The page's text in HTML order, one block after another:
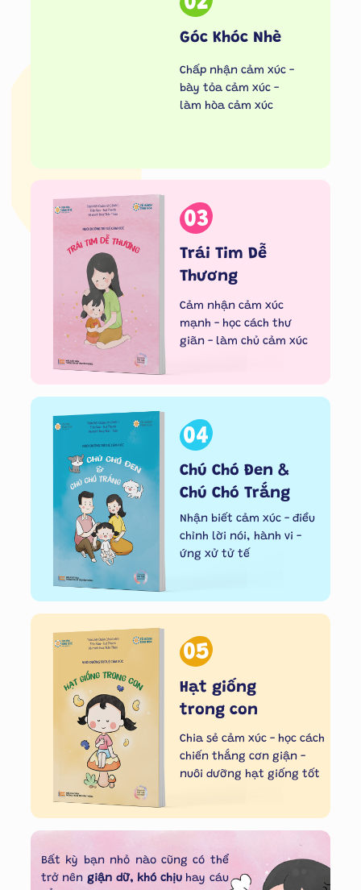
Chú Chó Đen &
Chú Chó Trắng
Nhận biết cảm xúc - điều
chỉnh lời nói, hành vi -
ứng xử tử tế
04
Góc Khóc Nhè
Chấp nhận cảm xúc -
bày tỏa cảm xúc -
làm hòa cảm xúc
Trái Tim Dễ
Thương
Cảm nhận cảm xúc
mạnh - học cách thư
giãn - làm chủ cảm xúc
03
Hạt giống
trong con
Chia sẻ cảm xúc - học cách
chiến thắng cơn giận -
nuôi dưỡng hạt giống tốt
05
Bất kỳ bạn nhỏ nào cũng có thể
trở nên giận dữ, khó chịuhay cáu